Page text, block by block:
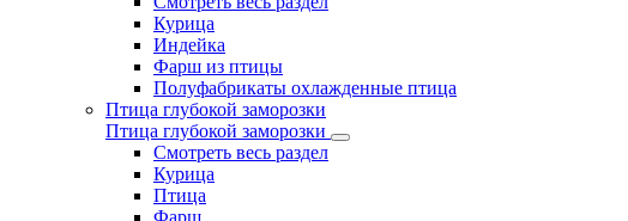
Курица
Индейка
Фарш из птицы
Полуфабрикаты охлажденные птица
Птица глубокой заморозки
Птица глубокой заморозки
Смотреть весь раздел
Курица
Птица
Фарш